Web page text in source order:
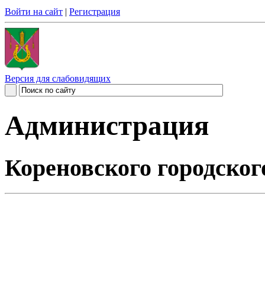
Войти на сайт | Регистрация
Версия для слабовидящих
Администрация
Кореновского